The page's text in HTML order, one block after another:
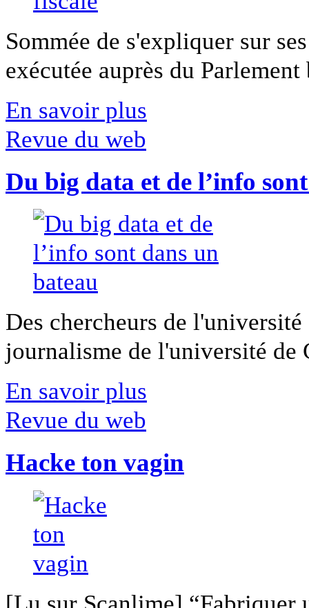
Sommée de s'expliquer sur
exécutée auprès du
En savoir plus
Revue du web
Du big data et de l’info
Des chercheurs de
journalisme de l'université
En savoir plus
Revue du web
Hacke ton vagin